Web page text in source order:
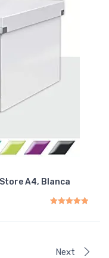
A4, Blanca
Next